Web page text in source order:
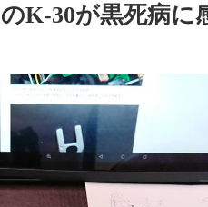
K-30が黒死病に